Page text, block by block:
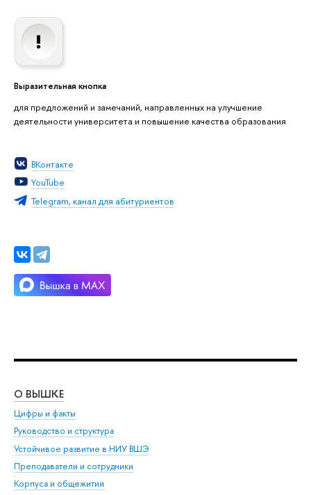
ыразительная кнопка
для предложений и замечаний, направленных на улучшение
деятельности университета и повышение качества образования
Контакте
YouTube
Telegram, канал для абитуриенто
О ВЫШКЕ
Цифры и факты
Руководство и структура
Устойчивое развитие в НИУ ВШЭ
Преподаватели и сотрудники
Корпуса и общежития